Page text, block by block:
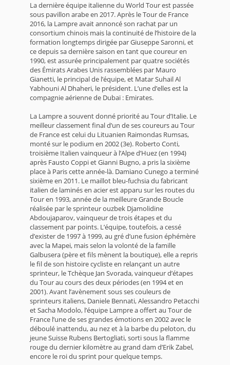
La dernière équipe italienne du World Tour est passée
sous pavillon arabe en 2017. Après le Tour de France
2016, la Lampre avait annoncé son rachat par un
consortium chinois mais la continuité de l’histoire de la
formation longtemps dirigée par Giuseppe Saronni, et
ce depuis sa dernière saison en tant que coureur en
1990, est assurée principalement par quatre sociétés
des Émirats Arabes Unis rassemblées par Mauro
Gianetti, le principal de l’équipe, et Matar Suhail Al
Yabhouni Al Dhaheri, le président. L’une d’elles est la
compagnie aérienne de Dubaï : Emirates.
La Lampre a souvent donné priorité au Tour d’Italie. Le
meilleur classement final d’un de ses coureurs au Tour
de France est celui du Lituanien Raimondas Rumsas,
monté sur le podium en 2002 (3e). Roberto Conti,
troisième Italien vainqueur à l’Alpe d’Huez (en 1994)
après Fausto Coppi et Gianni Bugno, a pris la sixième
place à Paris cette année-là. Damiano Cunego a terminé
sixième en 2011. Le maillot bleu-fuchsia du fabricant
italien de laminés en acier est apparu sur les routes du
Tour en 1993, année de la meilleure Grande Boucle
réalisée par le sprinteur ouzbek Djamolidine
Abdoujaparov, vainqueur de trois étapes et du
classement par points. L’équipe, toutefois, a cessé
d’exister de 1997 à 1999, au gré d’une fusion éphémère
avec la Mapei, mais selon la volonté de la famille
Galbusera (père et fils mènent la boutique), elle a repris
le fil de son histoire cycliste en relançant un autre
sprinteur, le Tchèque Jan Svorada, vainqueur d’étapes
du Tour au cours des deux périodes (en 1994 et en
2001). Avant l’avènement sous ses couleurs de
sprinteurs italiens, Daniele Bennati, Alessandro Petacchi
et Sacha Modolo, l’équipe Lampre a offert au Tour de
France l’une de ses grandes émotions en 2002 avec le
déboulé inattendu, au nez et à la barbe du peloton, du
jeune Suisse Rubens Bertogliati, sorti sous la flamme
rouge du dernier kilomètre au grand dam d’Erik Zabel,
encore le roi du sprint pour quelque temps.